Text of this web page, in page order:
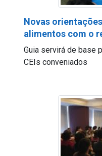
Novas
alimentos com o
Guia servirá de base
CEIs conveniados